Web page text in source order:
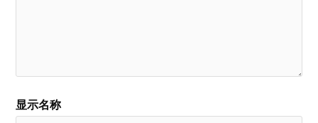
显示名称